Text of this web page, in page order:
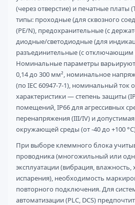
(через отверстие) и печатные платы
типы: проходные (для сквозного
(PE/N), предохранительные (с
диодные/светодиодные (для
разъединительные (с отключающим
Номинальные параметры
0,14 до 300 мм², номинальное
(по IEC 60947-7-1), номинальный ток
характеристики — степень защиты
помещений, IP66 для агрессивных
перенапряжения (III/IV) и
окружающей среды (от -40 до +100
При выборе клеммного блока
проводника (многожильный или
эксплуатации (вибрация, влажность,
испарения), необходимость
повторного подключения. Для
автоматизации (PLC, DCS)